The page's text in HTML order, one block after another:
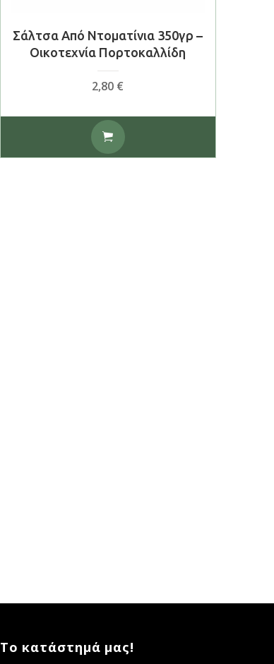
Σάλτσα Από Ντοματίνια 350γρ –
Οικοτεχνία Πορτοκαλλίδη
2,80 €
Το κατάστημά μας!